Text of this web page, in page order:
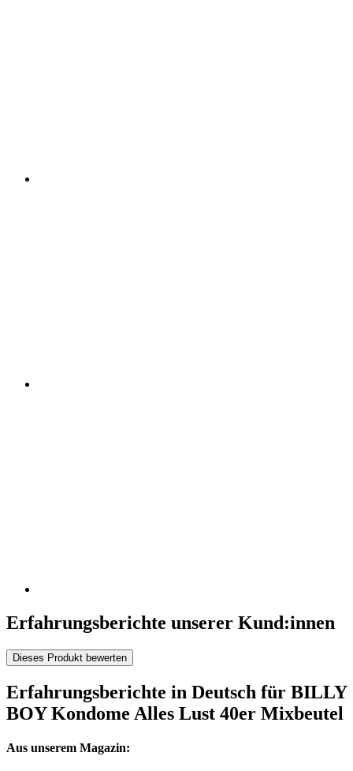
Erfahrungsberichte unserer Kund:innen
Dieses Produkt bewerten
Erfahrungsberichte in Deutsch für BILLY
BOY Kondome Alles Lust 40er Mixbeutel
Aus unserem Magazin: